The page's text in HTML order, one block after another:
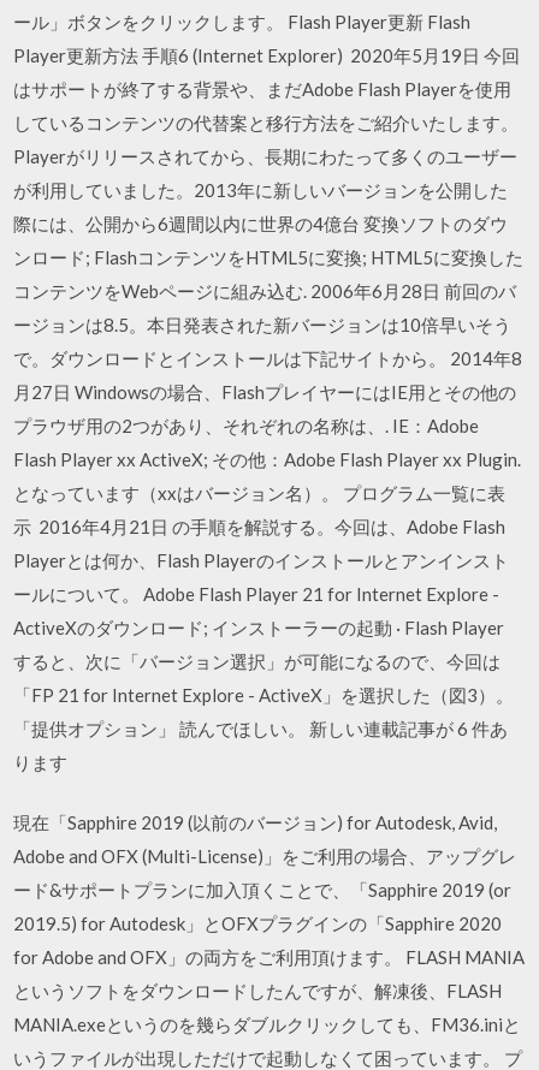
ール」ボタンをクリックします。 Flash Player更新 Flash
Player更新方法 手順6 (Internet Explorer) 2020年5月19日 今回
はサポートが終了する背景や、まだAdobe Flash Playerを使用
しているコンテンツの代替案と移行方法をご紹介いたします。
Playerがリリースされてから、長期にわたって多くのユーザー
が利用していました。2013年に新しいバージョンを公開した
際には、公開から6週間以内に世界の4億台 変換ソフトのダウ
ンロード; FlashコンテンツをHTML5に変換; HTML5に変換した
コンテンツをWebページに組み込む. 2006年6月28日 前回のバ
ージョンは8.5。本日発表された新バージョンは10倍早いそう
で。ダウンロードとインストールは下記サイトから。 2014年8
月27日 Windowsの場合、FlashプレイヤーにはIE用とその他の
プラウザ用の2つがあり、それぞれの名称は、. IE：Adobe
Flash Player xx ActiveX; その他：Adobe Flash Player xx Plugin.
となっています（xxはバージョン名）。 プログラム一覧に表
示 2016年4月21日 の手順を解説する。今回は、Adobe Flash
Playerとは何か、Flash Playerのインストールとアンインスト
ールについて。 Adobe Flash Player 21 for Internet Explore -
ActiveXのダウンロード; インストーラーの起動 · Flash Player
すると、次に「バージョン選択」が可能になるので、今回は
「FP 21 for Internet Explore - ActiveX」を選択した（図3）。
「提供オプション」 読んでほしい。 新しい連載記事が 6 件あ
ります
現在「Sapphire 2019 (以前のバージョン) for Autodesk, Avid,
Adobe and OFX (Multi-License)」をご利用の場合、アップグレ
ード&サポートプランに加入頂くことで、「Sapphire 2019 (or
2019.5) for Autodesk」とOFXプラグインの「Sapphire 2020
for Adobe and OFX」の両方をご利用頂けます。 FLASH MANIA
というソフトをダウンロードしたんですが、解凍後、FLASH
MANIA.exeというのを幾らダブルクリックしても、FM36.iniと
いうファイルが出現しただけで起動しなくて困っています。 プ